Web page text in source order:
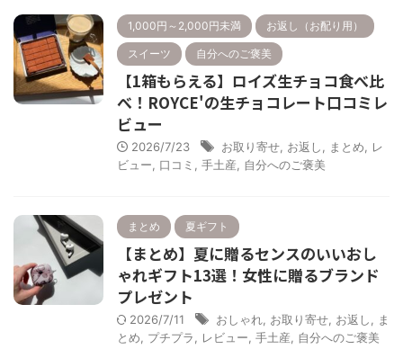
1,000円～2,000円未満 お返し（お配り用）
スイーツ 自分へのご褒美
【1箱もらえる】ロイズ生チョコ食べ比
べ！ROYCE'の生チョコレート口コミレ
ビュー
2026/7/23 お取り寄せ お返し まとめ
レ
ビュー
口コミ 手土産 自分へのご褒美
まとめ 夏ギフト
【まとめ】夏に贈るセンスのいいおし
ゃれギフト13選！女性に贈るブランド
プレゼント
2026/7/11 おしゃれ お取り寄せ お返し
ま
とめ
プチプラ レビュー 手土産 自分へのご褒美